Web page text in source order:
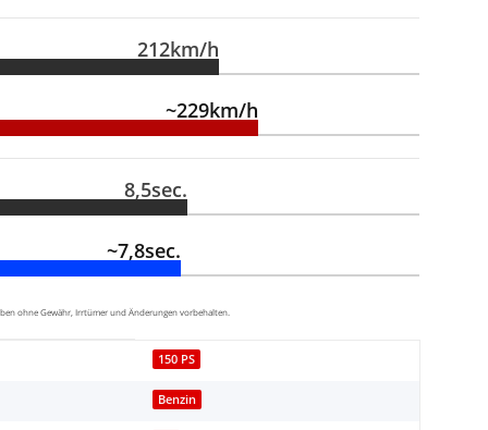
212km/h
~229km/h
8,5sec.
~7,8sec.
ohne Gewähr, Irrtümer und Änderungen vorbehalten.
150 PS
Benzin